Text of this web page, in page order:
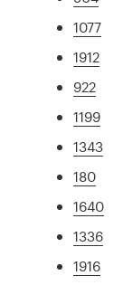
1077
1912
922
1199
1343
180
1640
1336
1916